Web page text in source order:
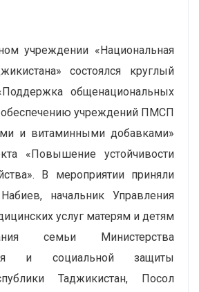
учреждении «Национальная
состоялся круглый
общенациональных
обеспечению учреждений ПМСП
и витаминными добавками»
«Повышение устойчивости
В мероприятии приняли
начальник Управления
услуг матерям и детям
семьи Министерства
и социальной защиты
Таджикистан, Посол